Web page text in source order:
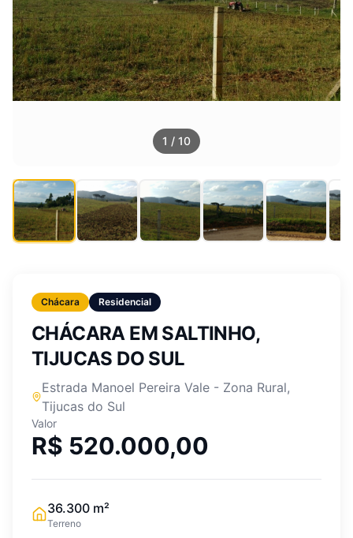
1 / 10
Chácara Residencial
CHÁCARA EM SALTINHO,
TIJUCAS DO SUL
Estrada Manoel Pereira Vale - Zona Rural,
Tijucas do Sul
Valor
R$ 520.000,00
36.300 m²
Terreno